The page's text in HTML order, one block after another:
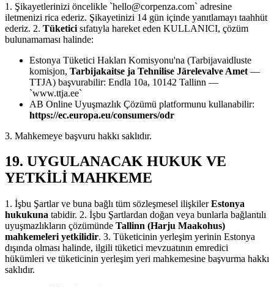
1. Şikayetlerinizi öncelikle `hello@corpenza.com` adresine
iletmenizi rica ederiz. Şikayetinizi 14 gün içinde yanıtlamayı taahhüt
ederiz. 2. Tüketici sıfatıyla hareket eden KULLANICI, çözüm
bulunamaması halinde:
Estonya Tüketici Hakları Komisyonu'na (Tarbijavaidluste
komisjon, Tarbijakaitse ja Tehnilise Järelevalve Amet —
TTJA) başvurabilir: Endla 10a, 10142 Tallinn —
`www.ttja.ee`
AB Online Uyuşmazlık Çözümü platformunu kullanabilir:
https://ec.europa.eu/consumers/odr
3. Mahkemeye başvuru hakkı saklıdır.
19. UYGULANACAK HUKUK VE
YETKİLİ MAHKEME
1. İşbu Şartlar ve buna bağlı tüm sözleşmesel ilişkilerEstonya
hukukuna tabidir. 2. İşbu Şartlardan doğan veya bunlarla bağlantılı
uyuşmazlıkların çözümünde Tallinn (Harju Maakohus)
mahkemeleri yetkilidir. 3. Tüketicinin yerleşim yerinin Estonya
dışında olması halinde, ilgili tüketici mevzuatının emredici
hükümleri ve tüketicinin yerleşim yeri mahkemesine başvurma hakkı
saklıdır.